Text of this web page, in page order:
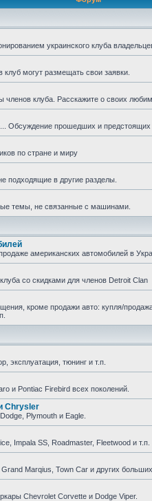
украинского клуба
могут размещать свои заявки.
клуба. Расскажите о своих
Обсуждение прошедших и предстоящих
по стране и миру
подходящие в другие разделы.
темы, не связанные с машинами.
американских автомобилей в
со скидками для членов Detroit Clan
кроме продажи авто: купля/
эксплуатация, тюнинг и т.п.
и Pontiac Firebird всех поколений.
Chrysler
Plymouth и Eagle.
Impala SS, Roadmaster, Fleetwood и т.п.
Marqius, Town Car и других
Chevrolet Corvette и Dodge Viper.